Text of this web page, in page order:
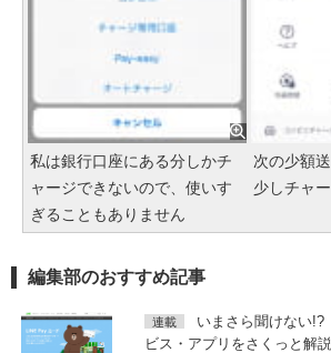
私は銀行口座にある分しかチ
ャージできないので、使いす
ぎることもありません
次の少額
少しチャ
編集部のおすすめ記事
連載
いまさら聞けない
ビス・アプリをさくっと解説